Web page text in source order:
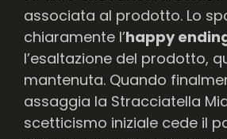
associata al prodotto. Lo
chiaramente l’happy
l’esaltazione del prodotto,
mantenuta. Quando
assaggia la Stracciatella
scetticismo iniziale cede il